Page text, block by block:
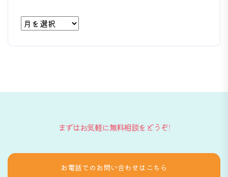
ア
ー
カ
まずはお気軽に無料相談をどうぞ！
お電話でのお問い合わせはこちら